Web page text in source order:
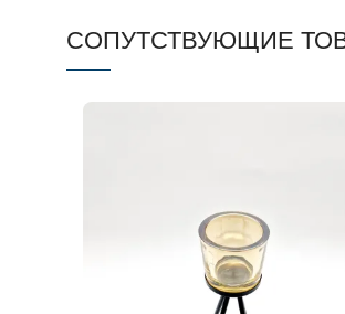
СОПУТСТВУЮЩИЕ